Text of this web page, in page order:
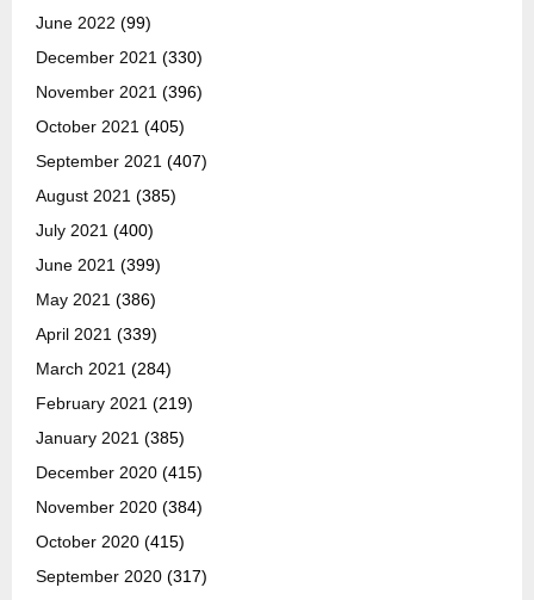
June 2022 (99)
December 2021 (330)
November 2021 (396)
October 2021 (405)
September 2021 (407)
August 2021 (385)
July 2021 (400)
June 2021 (399)
May 2021 (386)
April 2021 (339)
March 2021 (284)
February 2021 (219)
January 2021 (385)
December 2020 (415)
November 2020 (384)
October 2020 (415)
September 2020 (317)